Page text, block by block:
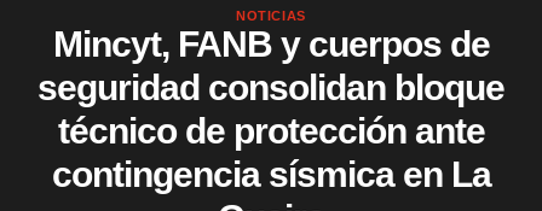
NOTICIAS
Mincyt, FANB y cuerpos de
seguridad consolidan bloque
técnico de protección ante
contingencia sísmica en La